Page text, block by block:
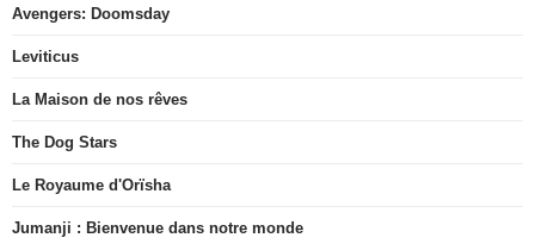
Avengers: Doomsday
Leviticus
La Maison de nos rêves
The Dog Stars
Le Royaume d'Orïsha
Jumanji : Bienvenue dans notre monde